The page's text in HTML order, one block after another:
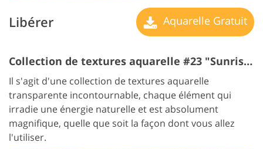
Libérer Aquarelle Gratuit
Collection de textures aquarelle #23 "Sunrise"
Il s'agit d'une collection de textures aquarelle
transparente incontournable, chaque élément qui
irradie une énergie naturelle et est absolument
magnifique, quelle que soit la façon dont vous allez
l'utiliser.